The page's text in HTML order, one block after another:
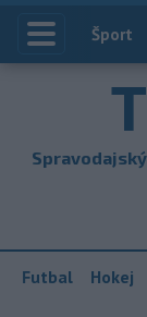
Index
Šport
Futbal Hokej